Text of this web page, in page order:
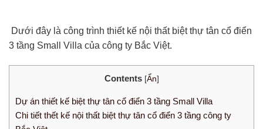
Dưới đây là công trình thiết kế nội thất biệt thự tân cổ điển
3 tầng Small Villa của công ty Bắc Việt.
Contents [Ẩn]
Dự án thiết kế biệt thự tân cổ điển 3 tầng Small Villa
Chi tiết thết kế nội thất biệt thự tân cổ điển 3 tầng công ty